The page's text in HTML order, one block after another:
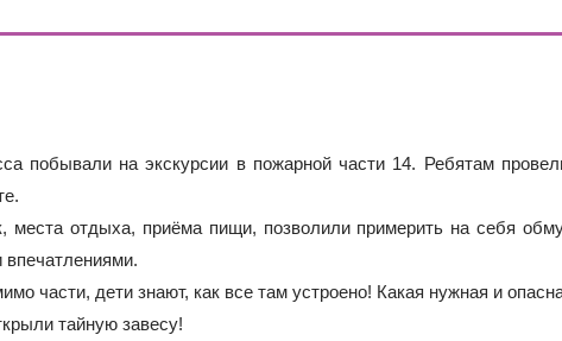
побывали на экскурсии в пожарной части 14. Ребятам
места отдыха, приёма пищи, позволили примерить на себя
части, дети знают, как все там устроено! Какая нужная и
тайную завесу!